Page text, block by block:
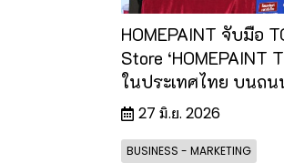
HOMEPAINT จับมือ
Store ‘HOMEPAINT
ในประเทศไทย บนถ
27 มิ.ย. 2026
BUSINESS - MARKETING